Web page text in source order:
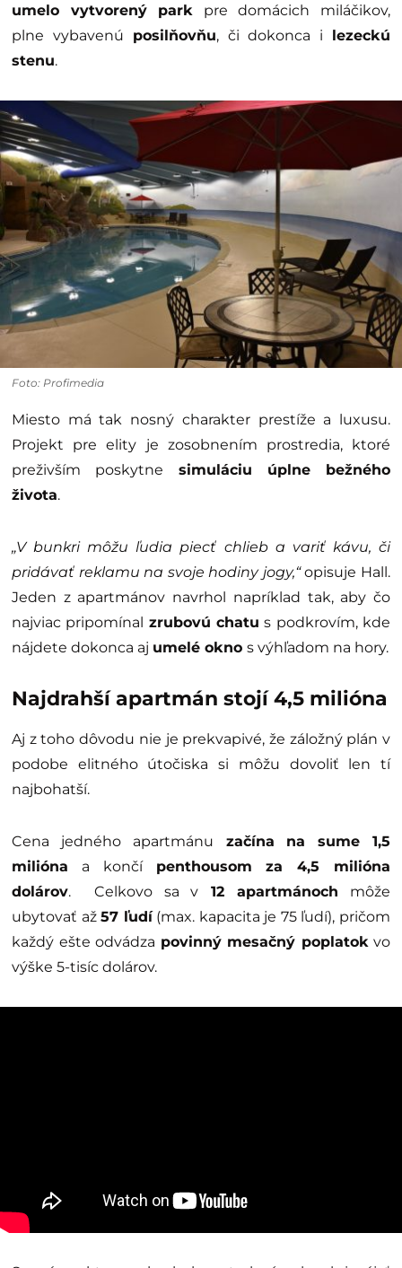
umelo vytvorený park pre domácich miláčikov,
plne vybavenú posilňovňu, či dokonca i lezeckú
stenu.
Foto: Profimedia
Miesto má tak nosný charakter prestíže a luxusu.
Projekt pre elity je zosobnením prostredia, ktoré
preživším poskytne simuláciu úplne bežného
života.
„V bunkri môžu ľudia piecť chlieb a variť kávu, či
pridávať reklamu na svoje hodiny jogy,“opisuje Hall.
Jeden z apartmánov navrhol napríklad tak, aby čo
najviac pripomínal zrubovú chatu s podkrovím, kde
nájdete dokonca aj umelé okno s výhľadom na hory.
Najdrahší apartmán stojí 4,5 milióna
Aj z toho dôvodu nie je prekvapivé, že záložný plán v
podobe elitného útočiska si môžu dovoliť len tí
najbohatší.
Cena jedného apartmánu začína na sume 1,5
milióna a končí penthousom za 4,5 milióna
dolárov. Celkovo sa v 12 apartmánoch môže
ubytovať až57 ľudí(max. kapacita je 75 ľudí), pričom
každý ešte odvádza povinný mesačný poplatokvo
výške 5-tisíc dolárov.